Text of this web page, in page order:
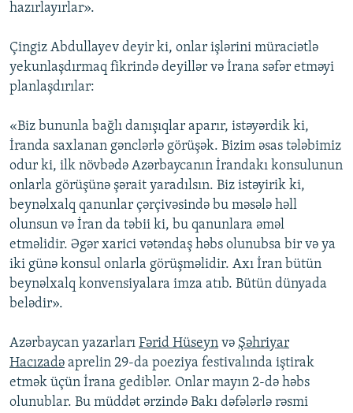
hazırlayırlar».
Çingiz Abdullayev deyir ki, onlar işlərini müraciətlə
yekunlaşdırmaq fikrində deyillər və İrana səfər etməyi
planlaşdırılar:
«Biz bununla bağlı danışıqlar aparır, istəyərdik ki,
İranda saxlanan gənclərlə görüşək. Bizim əsas tələbimiz
odur ki, ilk növbədə Azərbaycanın İrandakı konsulunun
onlarla görüşünə şərait yaradılsın. Biz istəyirik ki,
beynəlxalq qanunlar çərçivəsində bu məsələ həll
olunsun və İran da təbii ki, bu qanunlara əməl
etməlidir. Əgər xarici vətəndaş həbs olunubsa bir və ya
iki günə konsul onlarla görüşməlidir. Axı İran bütün
beynəlxalq konvensiyalara imza atıb. Bütün dünyada
belədir».
Azərbaycan yazarları Fərid Hüseyn və Şəhriyar
Hacızadə aprelin 29-da poeziya festivalında iştirak
etmək üçün İrana gediblər. Onlar mayın 2-də həbs
olunublar. Bu müddət ərzində Bakı dəfələrlə rəsmi